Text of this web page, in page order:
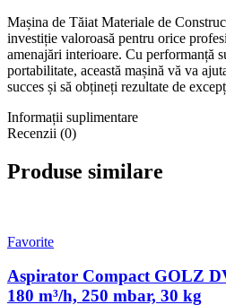
Mașina de Tăiat Materiale de
investiție valoroasă pentru orice
amenajări interioare. Cu performanță
portabilitate, această mașină vă va
succes și să obțineți rezultate de
Informații suplimentare
Recenzii (0)
Produse similare
Favorite
Aspirator Compact GOLZ
180 m³/h, 250 mbar, 30 kg